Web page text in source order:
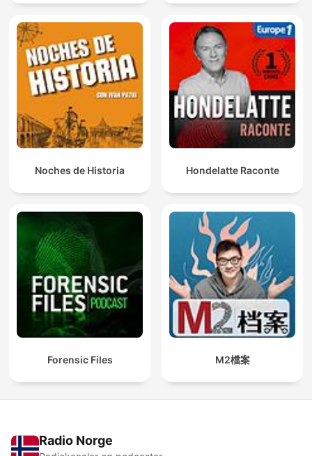
Noches de Historia Hondelatte Raconte
Forensic Files M2檔案
Radio Norge